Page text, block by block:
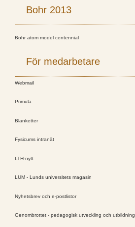
Bohr 2013
Bohr atom model centennial
För medarbetare
Webmail
Primula
Blanketter
Fysicums intranät
LTH-nytt
LUM - Lunds universitets magasin
Nyhetsbrev och e-postlistor
Genombrottet - pedagogisk utveckling och utbildning